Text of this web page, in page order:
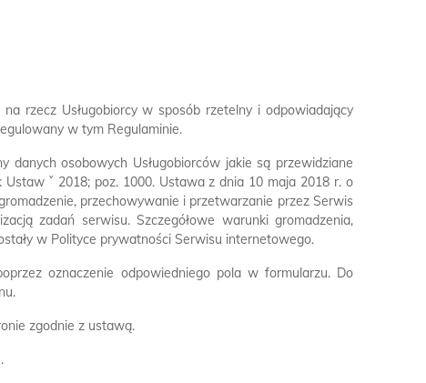
rzecz Usługobiorcy w sposób rzetelny i odpowiadający
w tym Regulaminie.
osobowych Usługobiorców jakie są przewidziane
ˇ 2018; poz. 1000. Ustawa z dnia 10 maja 2018 r. o
przechowywanie i przetwarzanie przez Serwis
zadań serwisu. Szczegółowe warunki gromadzenia,
w Polityce prywatności Serwisu internetowego.
oznaczenie odpowiedniego pola w formularzu. Do
zgodnie z ustawą.